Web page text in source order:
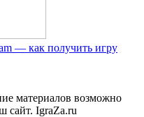
— как получить игру
материалов возможно
сайт. IgraZa.ru